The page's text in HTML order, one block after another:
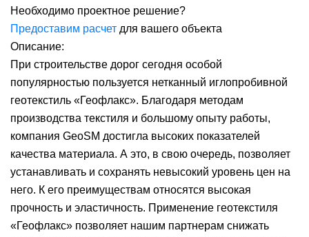
Необходимо проектное решение?
Предоставим расчет для вашего объекта
Описание:
При строительстве дорог сегодня особой
популярностью пользуется нетканный иглопробивной
геотекстиль «Геофлакс». Благодаря методам
производства текстиля и большому опыту работы,
компания GeoSM достигла высоких показателей
качества материала. А это, в свою очередь, позволяет
устанавливать и сохранять невысокий уровень цен на
него. К его преимуществам относятся высокая
прочность и эластичность. Применение геотекстиля
«Геофлакс» позволяет нашим партнерам снижать